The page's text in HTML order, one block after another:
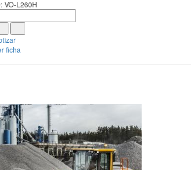
VO-L260H
ficha